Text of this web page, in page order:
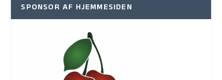
SPONSOR AF HJEMMESIDEN